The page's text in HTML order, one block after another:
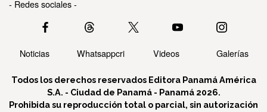
- Redes sociales -
Noticias Whatsappcri Videos Galerías
Todos los derechos reservados Editora Panamá América
S.A. - Ciudad de Panamá - Panamá 2026.
Prohibida su reproducción total o parcial, sin autorización